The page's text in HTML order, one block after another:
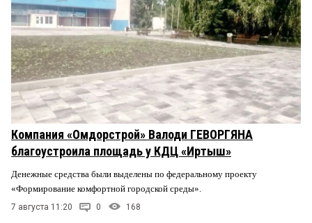
Компания «Омдорстрой» Валоди ГЕВОРГЯНА
благоустроила площадь у КДЦ «Иртыш»
Денежные средства были выделены по федеральному проекту
«Формирование комфортной городской среды».
7 августа 11:20 0 168